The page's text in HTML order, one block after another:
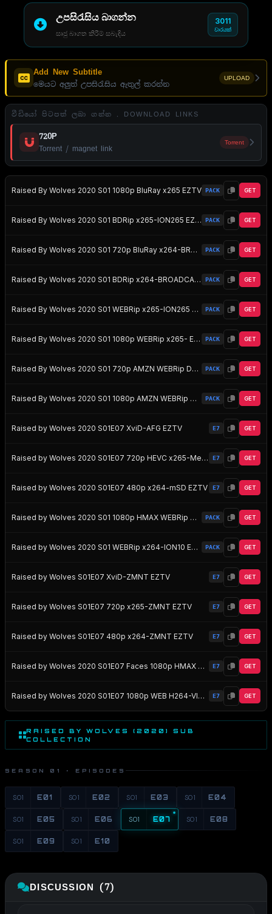
උපසිරැසිය බාගන්න
සෘජු බාගත කිරීම් සබැඳිය
3011
වාරයක්
Add New Subtitle
මෙයට අලුත් උපසිරැසිය ඇතුල් කරන්න
UPLOAD
වීඩියෝ පිටපත් ලබා ගන්න . DOWNLOAD LINKS
720P
Torrent / magnet link
Torrent
Raised By Wolves 2020 S01 1080p BluRay x265 EZTV PACK GET
Raised By Wolves 2020 S01 BDRip x265-ION265 EZTV PACK GET
Raised By Wolves 2020 S01 720p BluRay x264-BROADCAST EZTV PACK GET
Raised By Wolves 2020 S01 BDRip x264-BROADCAST EZTV PACK GET
Raised By Wolves 2020 S01 WEBRip x265-ION265 EZTV PACK GET
Raised By Wolves 2020 S01 1080p WEBRip x265- EZTV PACK GET
Raised By Wolves 2020 S01 720p AMZN WEBRip DDP5 1 x264-FLUX EZTV PACK GET
Raised By Wolves 2020 S01 1080p AMZN WEBRip DDP5 1 x264-FLUX EZTV PACK GET
Raised by Wolves 2020 S01E07 XviD-AFG EZTV E7 GET
Raised by Wolves 2020 S01E07 720p HEVC x265-MeGusta EZTV E7 GET
Raised by Wolves 2020 S01E07 480p x264-mSD EZTV E7 GET
Raised by Wolves 2020 S01 1080p HMAX WEBRip DD5 1 x264-NTG EZTV PACK GET
Raised by Wolves 2020 S01 WEBRip x264-ION10 EZTV PACK GET
Raised by Wolves S01E07 XviD-ZMNT EZTV E7 GET
Raised by Wolves S01E07 720p x265-ZMNT EZTV E7 GET
Raised by Wolves S01E07 480p x264-ZMNT EZTV E7 GET
Raised by Wolves 2020 S01E07 Faces 1080p HMAX WEB-DL DD5 1 H 264-NTG EZTV E7 GET
Raised by Wolves 2020 S01E07 1080p WEB H264-VIDEOHOLE EZTV E7 GET
RAISED BY WOLVES (2020) SUB
COLLECTION
SEASON 01 · EPISODES
S01 E01 S01 E02 S01 E03 S01 E04
S01 E05 S01 E06 S01 E07 S01 E08
S01 E09 S01 E10
DISCUSSION (7)